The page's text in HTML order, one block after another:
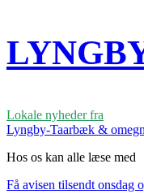
Lokale nyheder fra
Lyngby-Taarbæk & omegn
Hos os kan alle læse med
Få avisen tilsendt onsdag